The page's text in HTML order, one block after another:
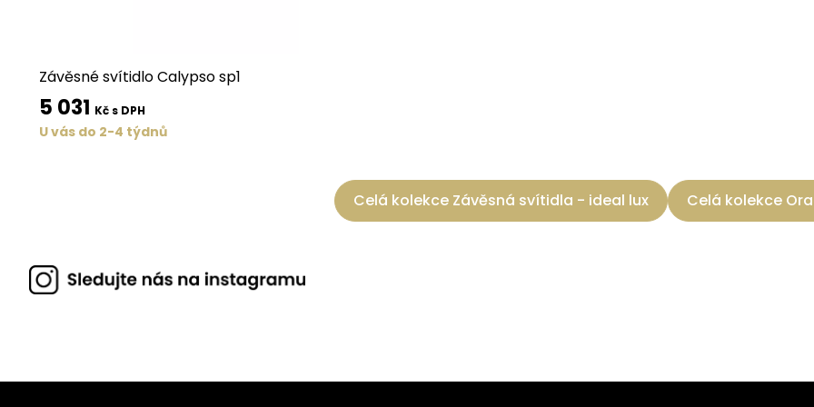
Závěsné svítidlo Calypso sp1
5 031 Kč s DPH
U vás do 2-4 týdnů
Celá kolekce Závěsná svítidla - ideal lux Celá kolekce